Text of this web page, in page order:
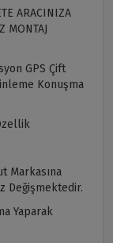
ARACINIZA
MONTAJ
GPS Çift
Konuşma
Markasına
Değişmektedir.
Yaparak